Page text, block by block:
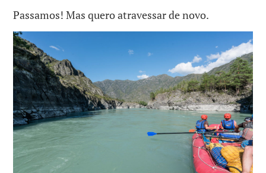
Passamos! Mas quero atravessar de novo.